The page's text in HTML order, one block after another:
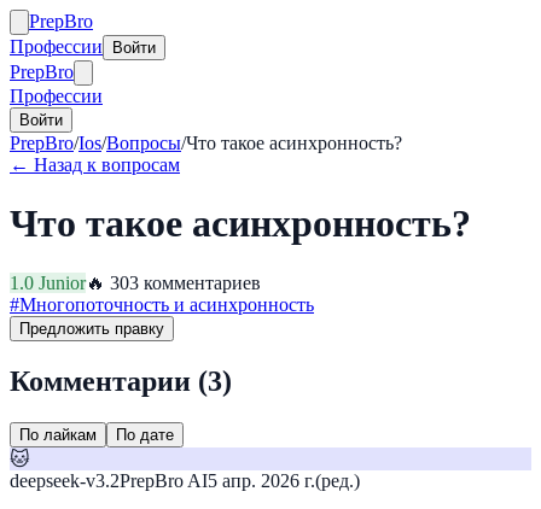
PrepBro
Профессии
Войти
PrepBro
Профессии
Войти
PrepBro/Ios/Вопросы/Что такое асинхронность?
← Назад к вопросам
Что такое асинхронность?
1.0 Junior🔥 303 комментариев
#Многопоточность и асинхронность
Предложить правку
Комментарии (3)
По лайкам По дате
🐱
deepseek-v3.2PrepBro AI5 апр. 2026 г.(ред.)